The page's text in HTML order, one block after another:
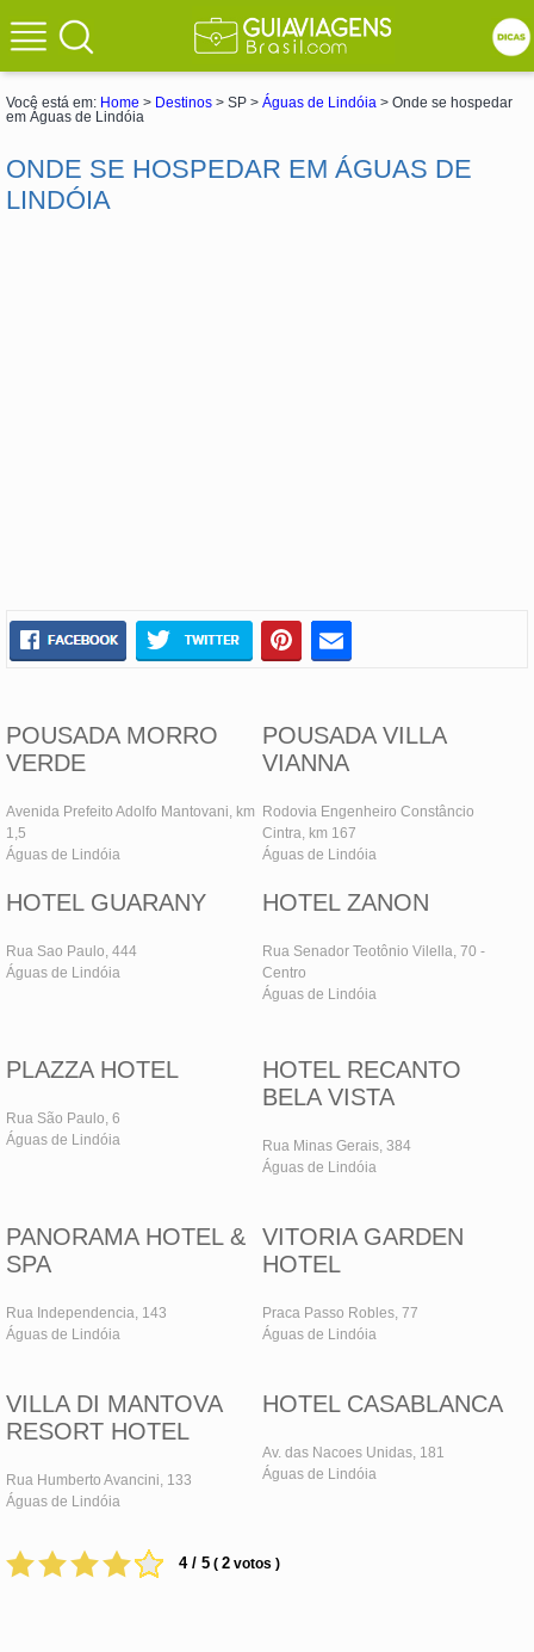
Você está em: Home > Destinos > SP > Águas de Lindóia > Onde se hospedar
em Águas de Lindóia
ONDE SE HOSPEDAR EM ÁGUAS DE
LINDÓIA
POUSADA MORRO
VERDE
Avenida Prefeito Adolfo Mantovani, km
1,5
Águas de Lindóia
POUSADA VILLA
VIANNA
Rodovia Engenheiro Constâncio
Cintra, km 167
Águas de Lindóia
HOTEL GUARANY
Rua Sao Paulo, 444
Águas de Lindóia
HOTEL ZANON
Rua Senador Teotônio Vilella, 70 -
Centro
Águas de Lindóia
PLAZZA HOTEL
Rua São Paulo, 6
Águas de Lindóia
HOTEL RECANTO
BELA VISTA
Rua Minas Gerais, 384
Águas de Lindóia
PANORAMA HOTEL &
SPA
Rua Independencia, 143
Águas de Lindóia
VITORIA GARDEN
HOTEL
Praca Passo Robles, 77
Águas de Lindóia
VILLA DI MANTOVA
RESORT HOTEL
Rua Humberto Avancini, 133
Águas de Lindóia
HOTEL CASABLANCA
Av. das Nacoes Unidas, 181
Águas de Lindóia
4 / 5 ( 2 votos )